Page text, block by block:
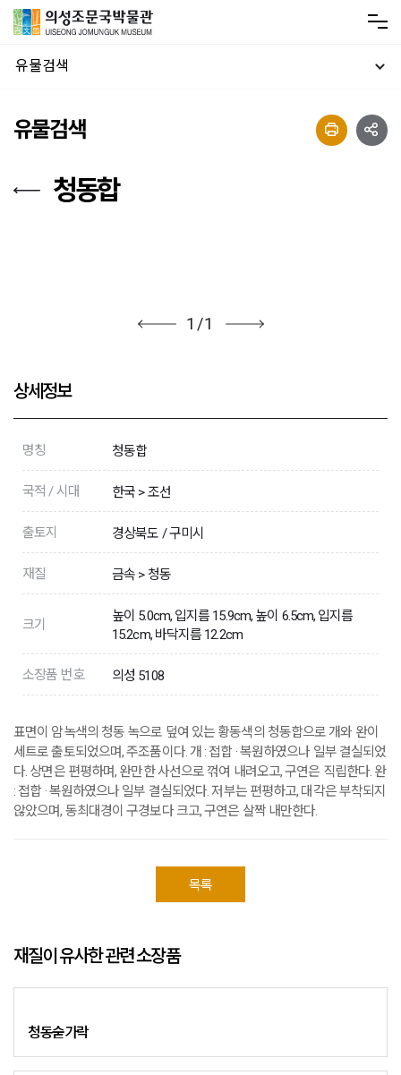
유물검색
유물검색
청동합
1 /1
상세정보
명칭 청동합
국적 / 시대 한국 > 조선
출토지 경상북도 / 구미시
재질 금속 > 청동
크기
높이 5.0cm, 입지름 15.9cm, 높이 6.5cm, 입지름
15.2cm, 바닥지름 12.2cm
소장품 번호 의성 5108
표면이 암녹색의 청동 녹으로 덮여 있는 황동색의 청동합으로 개와 완이
세트로 출토되었으며, 주조품이다. 개 : 접합 · 복원하였으나 일부 결실되었
다. 상면은 편평하며, 완만한 사선으로 꺾여 내려오고, 구연은 직립한다. 완
: 접합 · 복원하였으나 일부 결실되었다. 저부는 편평하고, 대각은 부착되지
않았으며, 동최대경이 구경보다 크고, 구연은 살짝 내만한다.
목록
재질이 유사한 관련 소장품
청동숟가락